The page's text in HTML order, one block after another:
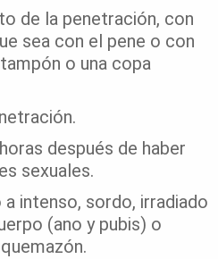
de la penetración, con
sea con el pene o con
o una copa
después de haber
sexuales.
intenso, sordo, irradiado
(ano y pubis) o